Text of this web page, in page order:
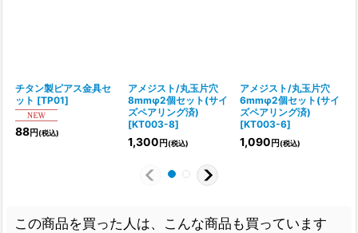
チタン製ピアス金具セ
ット [TP01]
88円(税込)
アメジスト/丸玉片穴
8mmφ2個セット(サイ
ズペアリング済)
[KT003-8]
1,300 円(税込)
アメジスト/丸玉片穴
6mmφ2個セット(サイ
ズペアリング済)
[KT003-6]
1,090 円(税込)
この商品を買った人は、こんな商品も買っています